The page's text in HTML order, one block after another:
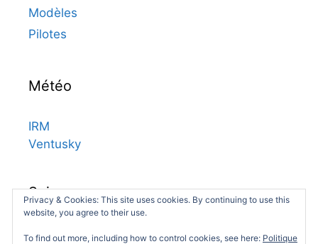
Modèles
Pilotes
Météo
IRM
Ventusky
Suivez-nous
Privacy & Cookies: This site uses cookies. By continuing to use this
website, you agree to their use.
To find out more, including how to control cookies, see here: Politique